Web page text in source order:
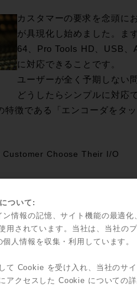
カスタマーの要求を念頭に
が具現化し始めました。ま
64、Pro Tools HD、USB
に対応できることです。
ユーザーが全く予期しない
どうしたらシンプルに対応
特徴である「エンコーダをタ
Customer Choose Their I/O
るために、現在のI/O モジュー
イング・スタイルに合わせて
。
ったもの。それは、リモート
きました。そしてTrak2 は10
ついて:
情報の記憶、サイト機能の最適化
用されています。当社は、当社の
人情報を収集・利用しています。
て Cookie を受け入れ、当社のサ
アクセスした Cookie についての